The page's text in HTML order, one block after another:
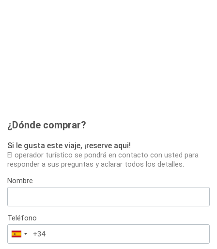
¿Dónde comprar?
Si le gusta este viaje, ¡reserve aqui!
El operador turístico se pondrá en contacto con usted para
responder a sus preguntas y aclarar todos los detalles.
Nombre
Teléfono
España
+34